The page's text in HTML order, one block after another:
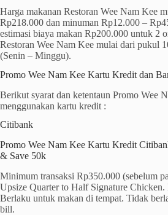
Harga makanan Restoran Wee Nam Kee
Rp218.000 dan minuman Rp12.000 –
estimasi biaya makan Rp200.000 untuk 2
Restoran Wee Nam Kee mulai dari pukul
(Senin – Minggu).
Promo Wee Nam Kee Kartu Kredit dan
Berikut syarat dan ketentaun Promo Wee
menggunakan kartu kredit :
Citibank
Promo Wee Nam Kee Kartu Kredit
& Save 50k
Minimum transaksi Rp350.000 (sebelum
Upsize Quarter to Half Signature Chicken.
Berlaku untuk makan di tempat. Tidak
bill.